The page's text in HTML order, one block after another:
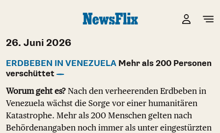
26. Juni 2026
ERDBEBEN IN VENEZUELA Mehr als 200 Personen
verschüttet
Worum geht es? Nach den verheerenden Erdbeben in
Venezuela wächst die Sorge vor einer humanitären
Katastrophe. Mehr als 200 Menschen gelten nach
Behördenangaben noch immer als unter eingestürzten